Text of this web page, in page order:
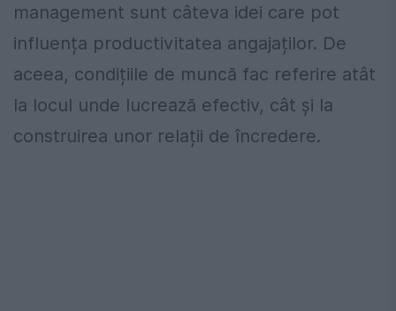
management sunt câteva idei care pot
influența productivitatea angajaților. De
aceea, condițiile de muncă fac referire atât
la locul unde lucrează efectiv, cât și la
construirea unor relații de încredere.